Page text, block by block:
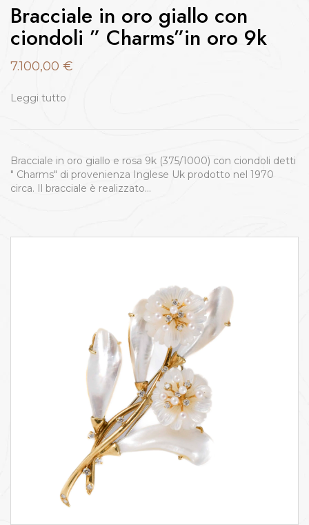
Bracciale in oro giallo con
ciondoli ” Charms”in oro 9k
7.100,00 €
Leggi tutto
Bracciale in oro giallo e rosa 9k (375/1000) con ciondoli detti
" Charms" di provenienza Inglese Uk prodotto nel 1970
circa. Il bracciale è realizzato…